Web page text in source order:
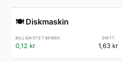
🍽️ Diskmaskin
0,12 kr 1,63 kr